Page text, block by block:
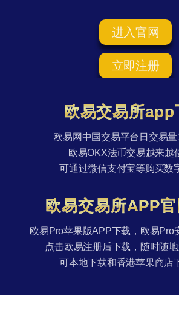
进入官网
立即注册
欧易交易所app
欧易网中国交易平台日交易
欧易OKX法币交易越来越
可通过微信支付宝等购买数
欧易交易所APP
欧易Pro苹果版APP下载，欧易Pro
点击欧易注册后下载，随时随地
可本地下载和香港苹果商店